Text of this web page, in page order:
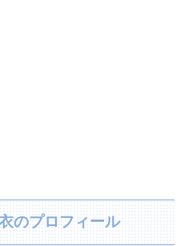
のプロフィール